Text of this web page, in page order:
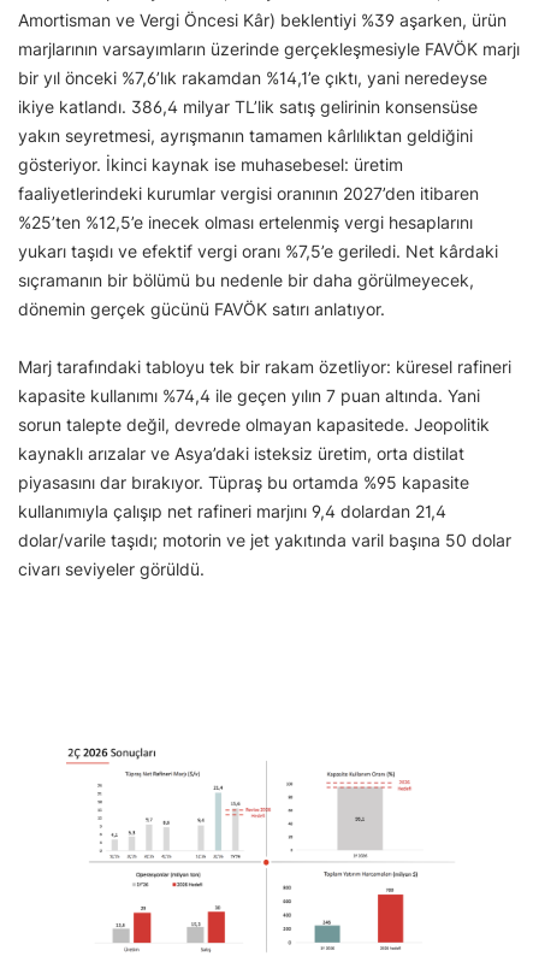
Amortisman ve Vergi Öncesi Kâr) beklentiyi %39 aşarken, ürün
marjlarının varsayımların üzerinde gerçekleşmesiyle FAVÖK marjı
bir yıl önceki %7,6’lık rakamdan %14,1’e çıktı, yani neredeyse
ikiye katlandı. 386,4 milyar TL’lik satış gelirinin konsensüse
yakın seyretmesi, ayrışmanın tamamen kârlılıktan geldiğini
gösteriyor. İkinci kaynak ise muhasebesel: üretim
faaliyetlerindeki kurumlar vergisi oranının 2027’den itibaren
%25’ten %12,5’e inecek olması ertelenmiş vergi hesaplarını
yukarı taşıdı ve efektif vergi oranı %7,5’e geriledi. Net kârdaki
sıçramanın bir bölümü bu nedenle bir daha görülmeyecek,
dönemin gerçek gücünü FAVÖK satırı anlatıyor.
Marj tarafındaki tabloyu tek bir rakam özetliyor: küresel rafineri
kapasite kullanımı %74,4 ile geçen yılın 7 puan altında. Yani
sorun talepte değil, devrede olmayan kapasitede. Jeopolitik
kaynaklı arızalar ve Asya’daki isteksiz üretim, orta distilat
piyasasını dar bırakıyor. Tüpraş bu ortamda %95 kapasite
kullanımıyla çalışıp net rafineri marjını 9,4 dolardan 21,4
dolar/varile taşıdı; motorin ve jet yakıtında varil başına 50 dolar
civarı seviyeler görüldü.